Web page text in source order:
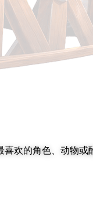
欢的角色、动物或